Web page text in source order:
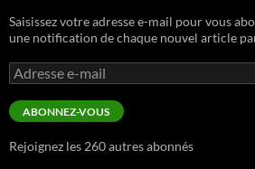
Saisissez votre adresse e-mail pour vous
une notification de chaque nouvel article
Adresse
e-
mail
ABONNEZ-VOUS
Rejoignez les 260 autres abonnés